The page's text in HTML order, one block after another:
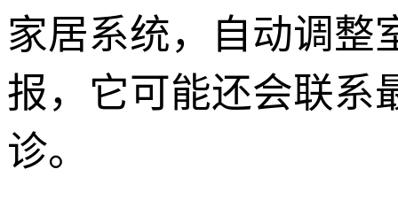
家居系统，自动调整
报，它可能还会联系
诊。